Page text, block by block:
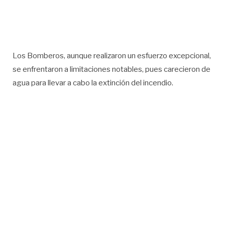
Los Bomberos, aunque realizaron un esfuerzo excepcional,
se enfrentaron a limitaciones notables, pues carecieron de
agua para llevar a cabo la extinción del incendio.